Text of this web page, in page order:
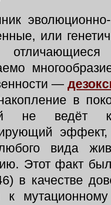
или
—
в
не ведёт
вида
Этот факт
в качестве
к